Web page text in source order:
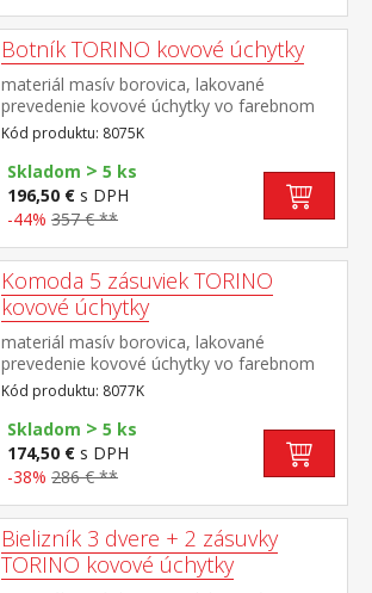
Botník TORINO kovové úchytky
materiál masív borovica, lakované
prevedenie kovové úchytky vo farebnom
prevedení černená mosadz 3 dvojradové
výklopy
Kód produktu: 8075K
Skladom > 5 ks
196,50 € s DPH
-44% 357 € **
Komoda 5 zásuviek TORINO
kovové úchytky
materiál masív borovica, lakované
prevedenie kovové úchytky vo farebnom
prevedení černená mosadz 5 zásuviek s
kovovými pojazdmi
Kód produktu: 8077K
Skladom > 5 ks
174,50 € s DPH
-38% 286 € **
Bielizník 3 dvere + 2 zásuvky
TORINO kovové úchytky